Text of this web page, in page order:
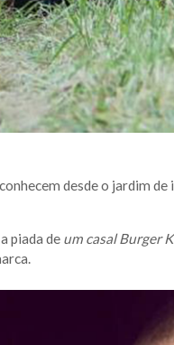
desde o jardim
piada de um casal Burger